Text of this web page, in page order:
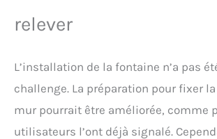
relever
L’installation de la fontaine n’a pas
challenge. La préparation pour fixer
mur pourrait être améliorée, comme
utilisateurs l’ont déjà signalé.